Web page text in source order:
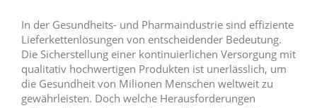
In der Gesundheits- und Pharmaindustrie sind effiziente
Lieferkettenlösungen von entscheidender Bedeutung.
Die Sicherstellung einer kontinuierlichen Versorgung mit
qualitativ hochwertigen Produkten ist unerlässlich, um
die Gesundheit von Milionen Menschen weltweit zu
gewährleisten. Doch welche Herausforderungen